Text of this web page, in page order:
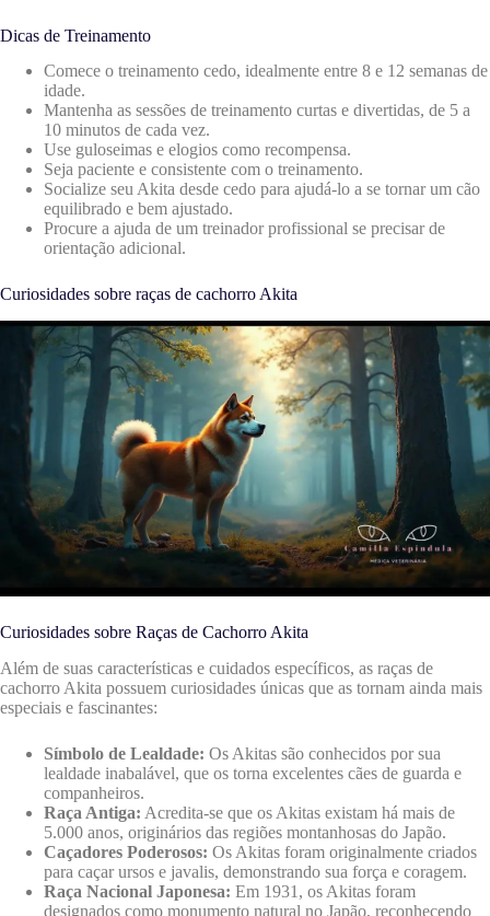
Dicas de Treinamento
Comece o treinamento cedo, idealmente entre 8 e 12 semanas de
idade.
Mantenha as sessões de treinamento curtas e divertidas, de 5 a
10 minutos de cada vez.
Use guloseimas e elogios como recompensa.
Seja paciente e consistente com o treinamento.
Socialize seu Akita desde cedo para ajudá-lo a se tornar um cão
equilibrado e bem ajustado.
Procure a ajuda de um treinador profissional se precisar de
orientação adicional.
Curiosidades sobre raças de cachorro Akita
Curiosidades sobre Raças de Cachorro Akita
Além de suas características e cuidados específicos, as raças de
cachorro Akita possuem curiosidades únicas que as tornam ainda mais
especiais e fascinantes:
Símbolo de Lealdade: Os Akitas são conhecidos por sua
lealdade inabalável, que os torna excelentes cães de guarda e
companheiros.
Raça Antiga: Acredita-se que os Akitas existam há mais de
5.000 anos, originários das regiões montanhosas do Japão.
Caçadores Poderosos: Os Akitas foram originalmente criados
para caçar ursos e javalis, demonstrando sua força e coragem.
Raça Nacional Japonesa: Em 1931, os Akitas foram
designados como monumento natural no Japão, reconhecendo